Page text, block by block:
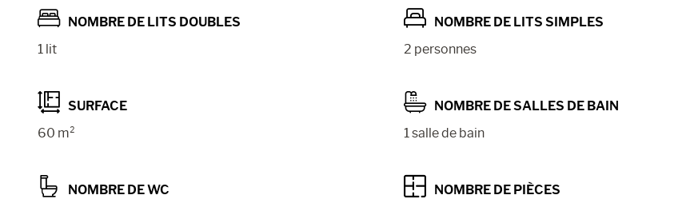
NOMBRE DE LITS DOUBLES
1 lit
NOMBRE DE LITS SIMPLES
2 personnes
SURFACE
60 m²
NOMBRE DE SALLES DE BAIN
1 salle de bain
NOMBRE DE WC
NOMBRE DE PIÈCES